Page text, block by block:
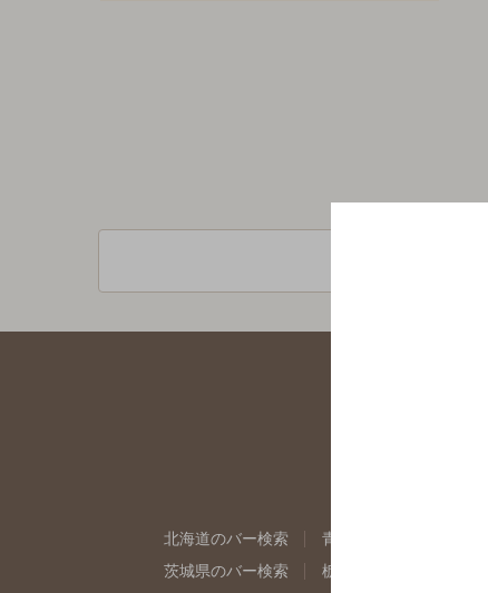
北海道のバー検索 青森県のバー検索
茨城県のバー検索
栃木県のバー検索